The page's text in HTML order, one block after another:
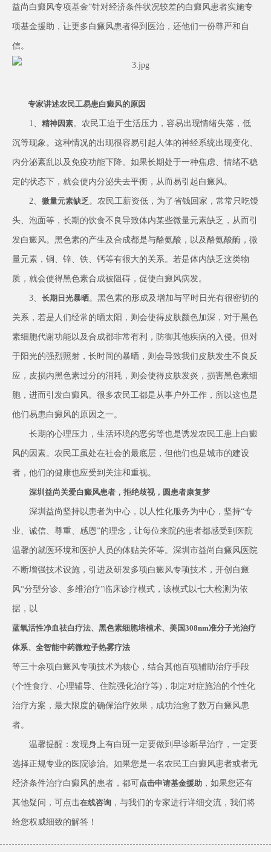
益尚白癜风专项基金”针对经济条件状况较差的白癜风患者实施专
项基金援助，让更多白癜风患者得到医治，还他们一份尊严和自
信。
专家讲述农民工易患白癜风的原因
1、精神因素。农民工迫于生活压力，容易出现情绪失落，低
沉等现象。这种情况的出现很容易引起人体的神经系统出现变化、
内分泌紊乱以及免疫功能下降。如果长期处于一种焦虑、情绪不稳
定的状态下，就会使内分泌失去平衡，从而易引起白癜风。
2、微量元素缺乏 。农民工薪资低，为了省钱回家，常常只吃馒
头、泡面等，长期的饮食不良导致体内某些微量元素缺乏，从而引
发白癜风。黑色素的产生及合成都是与酪氨酸，以及酪氨酸酶，微
量元素，铜、锌、铁、钙等有很大的关系。若是体内缺乏这类物
质，就会使得黑色素合成被阻碍，促使白癜风病发。
3、长期日光暴晒。黑色素的形成及增加与平时日光有很密切的
关系，若是人们经常的晒太阳，则会使得皮肤颜色加深，对于黑色
素细胞代谢功能以及合成都非常有利，防御其他疾病的入侵。但对
于阳光的强烈照射，长时间的暴晒，则会导致我们皮肤发生不良反
应，皮损内黑色素过分的消耗，则会使得皮肤发炎，损害黑色素细
胞，进而引发白癜风。很多农民工都是从事户外工作，所以这也是
他们易患白癜风的原因之一。
长期的心理压力，生活环境的恶劣等也是诱发农民工患上白癜
风的因素。农民工虽处在社会的最底层，但他们也是城市的建设
者，他们的健康也应受到关注和重视。
深圳益尚关爱白癜风患者，拒绝歧视，圆患者康复梦
深圳益尚坚持以患者为中心，以人性化服务为中心，坚持“专
业、诚信、尊重、感恩”的理念，让每位来院的患者都感受到医院
温馨的就医环境和医护人员的体贴关怀等。深圳市益尚白癜风医院
不断增强技术设施，引进及研发多项白癜风专项技术，开创白癜
风“分型分诊、多维治疗”临床诊疗模式，该模式以七大检测为依
据，以
蓝氧活性净血祛白疗法、黑色素细胞培植术、美国308nm准分子光治疗
体系、全智能中药微粒子热雾疗法
等三十余项白癜风专项技术为核心，结合其他百项辅助治疗手段
(个性食疗、心理辅导、住院强化治疗等)，制定对症施治的个性化
治疗方案，最大限度的确保治疗效果，成功治愈了数万白癜风患
者。
温馨提醒：发现身上有白斑一定要做到早诊断早治疗，一定要
选择正规专业的医院诊治。如果您是一名农民工白癜风患者或者无
经济条件治疗白癜风的患者，都可点击申请基金援助 ，如果您还有
其他疑问，可点击在线咨询 ，与我们的专家进行详细交流，我们将
给您权威细致的解答！